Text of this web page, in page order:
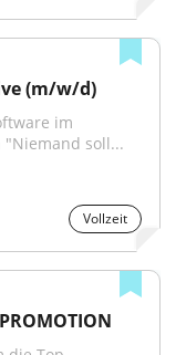
(m/w/d)
im
"Niemand soll...
Vollzeit
PROMOTION